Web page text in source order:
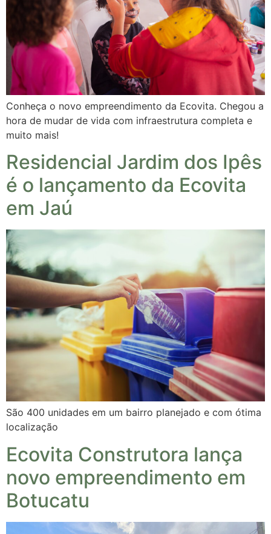
Conheça o novo empreendimento da Ecovita. Chegou a
hora de mudar de vida com infraestrutura completa e
muito mais!
Residencial Jardim dos Ipês
é o lançamento da Ecovita
em Jaú
São 400 unidades em um bairro planejado e com ótima
localização
Ecovita Construtora lança
novo empreendimento em
Botucatu